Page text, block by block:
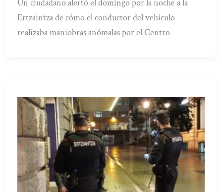
Un ciudadano alertó el domingo por la noche a la
Ertzaintza de cómo el conductor del vehículo
realizaba maniobras anómalas por el Centro